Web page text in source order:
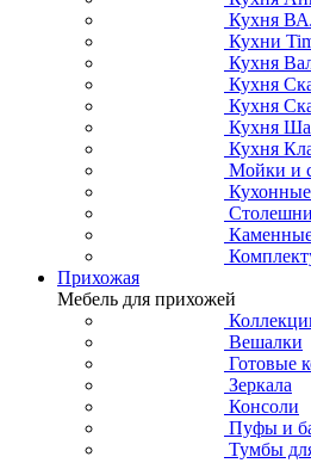
Кухня
Кухни
Кухня
Кухня
Кухня
Кухня
Кухня
Мойки и
Прихожая
Мебель для прихожей
Вешалки
Готовые
Зеркала
Консоли
Пуфы и
Тумбы